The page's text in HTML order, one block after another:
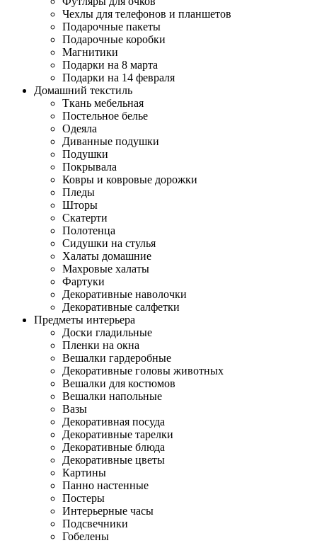
Чехлы для телефонов и планшетов
Подарочные пакеты
Подарочные коробки
Магнитики
Подарки на 8 марта
Подарки на 14 февраля
Домашний текстиль
Ткань мебельная
Постельное белье
Одеяла
Диванные подушки
Подушки
Покрывала
Ковры и ковровые дорожки
Пледы
Шторы
Скатерти
Полотенца
Сидушки на стулья
Халаты домашние
Махровые халаты
Фартуки
Декоративные наволочки
Декоративные салфетки
Предметы интерьера
Доски гладильные
Пленки на окна
Вешалки гардеробные
Декоративные головы животных
Вешалки для костюмов
Вешалки напольные
Вазы
Декоративная посуда
Декоративные тарелки
Декоративные блюда
Декоративные цветы
Картины
Панно настенные
Постеры
Интерьерные часы
Подсвечники
Гобелены